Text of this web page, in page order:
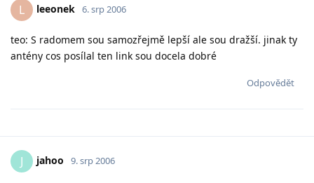
L leeonek 6. srp 2006
teo: S radomem sou samozřejmě lepší ale sou dražší. jinak ty
antény cos posílal ten link sou docela dobré
Odpovědět
J jahoo 9. srp 2006